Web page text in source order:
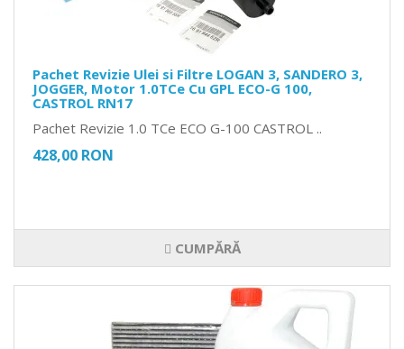
Pachet Revizie Ulei si Filtre LOGAN 3, SANDERO 3,
JOGGER, Motor 1.0TCe Cu GPL ECO-G 100,
CASTROL RN17
Pachet Revizie 1.0 TCe ECO G-100 CASTROL ..
428,00 RON
CUMPĂRĂ